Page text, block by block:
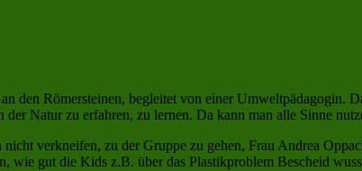
den Römersteinen, begleitet von einer Umweltpädagogin.
Natur zu erfahren, zu lernen. Da kann man alle Sinne
verkneifen, zu der Gruppe zu gehen, Frau Andrea
wie gut die Kids z.B. über das Plastikproblem Bescheid